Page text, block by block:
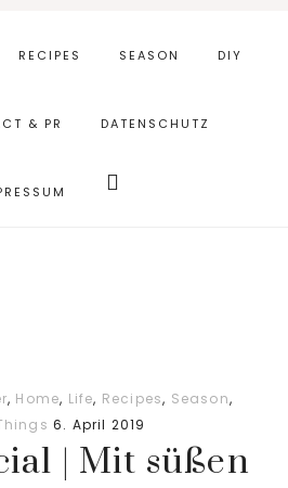
RECIPES SEASON DIY
& PR DATENSCHUTZ
durchsuchen
, Home, Life, Recipes, Season,
6. April 2019
| Mit süßen